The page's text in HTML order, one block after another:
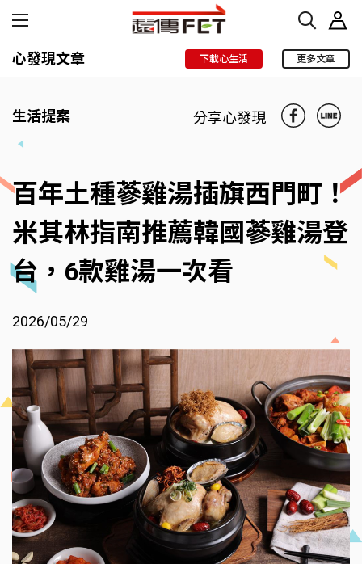
心發現文章 下載心生活 更多文章
生活提案 分享心發現
百年土種蔘雞湯插旗西門町！
米其林指南推薦韓國蔘雞湯登
台，6款雞湯一次看
2026/05/29